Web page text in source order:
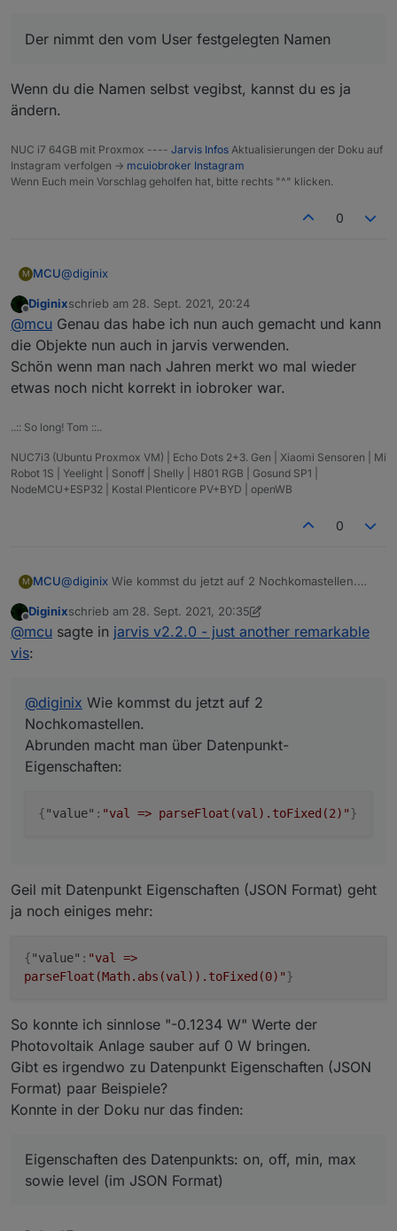
Der nimmt den vom User festgelegten Namen
Wenn du die Namen selbst vegibst, kannst du es ja
ändern.
NUC i7 64GB mit Proxmox ---- Jarvis Infos Aktualisierungen der Doku auf
Instagram verfolgen -> mcuiobroker Instagram
Wenn Euch mein Vorschlag geholfen hat, bitte rechts "^" klicken.
0
M MCU@diginix
Der nimmt den vom User festgelegten Namen
Wenn du die Namen selbst vegibst, kannst du es ja
ändern.
Offline
Diginixschrieb am 28. Sept. 2021, 20:24
zuletzt editiert von
@mcu Genau das habe ich nun auch gemacht und kann
die Objekte nun auch in jarvis verwenden.
Schön wenn man nach Jahren merkt wo mal wieder
etwas noch nicht korrekt in iobroker war.
..:: So long! Tom ::..
NUC7i3 (Ubuntu Proxmox VM) | Echo Dots 2+3. Gen | Xiaomi Sensoren | Mi
Robot 1S | Yeelight | Sonoff | Shelly | H801 RGB | Gosund SP1 |
NodeMCU+ESP32 | Kostal Plenticore PV+BYD | openWB
0
M MCU@diginix Wie kommst du jetzt auf 2 Nochkomastellen.
Abrunden macht man über Datenpunkt-Eigenschaften:
Diginixschrieb am 28. Sept. 2021, 20:35
zuletzt editiert von Diginix
@mcu sagte in jarvis v2.2.0 - just another remarkable
vis:
@diginix Wie kommst du jetzt auf 2
Nochkomastellen.
Abrunden macht man über Datenpunkt-
Eigenschaften:
{"value" : "val => parseFloat(val).toFixed(2)"}
Geil mit Datenpunkt Eigenschaften (JSON Format) geht
ja noch einiges mehr:
{"value" : "val =>
parseFloat(Math.abs(val)).toFixed(0)"}
So konnte ich sinnlose "-0.1234 W" Werte der
Photovoltaik Anlage sauber auf 0 W bringen.
Gibt es irgendwo zu Datenpunkt Eigenschaften (JSON
Format) paar Beispiele?
Konnte in der Doku nur das finden:
Eigenschaften des Datenpunkts: on, off, min, max
sowie level (im JSON Format)